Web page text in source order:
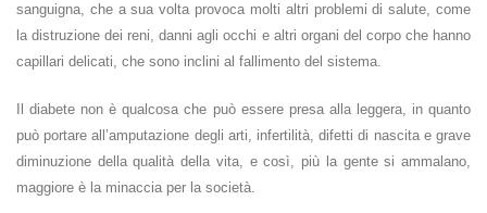
sanguigna, che a sua volta provoca molti altri problemi di salute, come
la distruzione dei reni, danni agli occhi e altri organi del corpo che hanno
capillari delicati, che sono inclini al fallimento del sistema.
Il diabete non è qualcosa che può essere presa alla leggera, in quanto
può portare all’amputazione degli arti, infertilità, difetti di nascita e grave
diminuzione della qualità della vita, e così, più la gente si ammalano,
maggiore è la minaccia per la società.